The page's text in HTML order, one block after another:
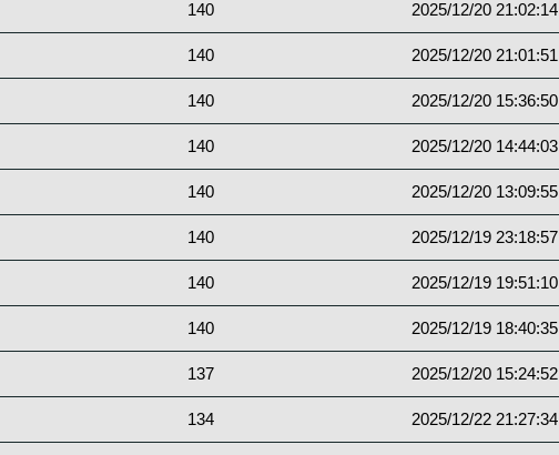
140 2025/12/20 21:02:14
140 2025/12/20 21:01:51
140 2025/12/20 15:36:50
140 2025/12/20 14:44:03
140 2025/12/20 13:09:55
140 2025/12/19 23:18:57
140 2025/12/19 19:51:10
140 2025/12/19 18:40:35
137 2025/12/20 15:24:52
134 2025/12/22 21:27:34